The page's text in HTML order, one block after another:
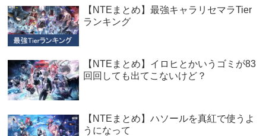
【NTEまとめ】最強キャラリセマラTier
ランキング
【NTEまとめ】イロヒとかいうゴミが83
回回しても出てこないけど？
【NTEまとめ】ハソールを真紅で使うよ
うになって